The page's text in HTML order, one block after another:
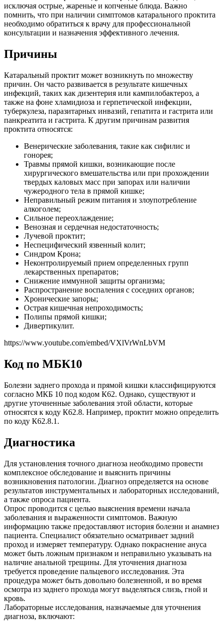
исключая острые, жареные и копченые блюда. Важно
помнить, что при наличии симптомов катарального проктита
необходимо обратиться к врачу для профессиональной
консультации и назначения эффективного лечения.
Причины
Катаральный проктит может возникнуть по множеству
причин. Он часто развивается в результате кишечных
инфекций, таких как дизентерия или кампилобактероз, а
также на фоне хламидиоза и герпетической инфекции,
туберкулеза, паразитарных инвазий, гепатита и гастрита или
панкреатита и гастрита. К другим причинам развития
проктита относятся:
Венерические заболевания, такие как сифилис и
гонорея;
Травмы прямой кишки, возникающие после
хирургического вмешательства или при прохождении
твердых каловых масс при запорах или наличии
чужеродного тела в прямой кишке;
Неправильный режим питания и злоупотребление
алкоголем;
Сильное переохлаждение;
Венозная и сердечная недостаточность;
Лучевой проктит;
Неспецифический язвенный колит;
Синдром Крона;
Неконтролируемый прием определенных групп
лекарственных препаратов;
Снижение иммунной защиты организма;
Распространение воспаления с соседних органов;
Хронические запоры;
Острая кишечная непроходимость;
Полипы прямой кишки;
Дивертикулит.
https://www.youtube.com/embed/VXlVrWnLbVM
Код по МБК10
Болезни заднего прохода и прямой кишки классифицируются
согласно МКБ 10 под кодом К62. Однако, существуют и
другие уточненные заболевания этой области, которые
относятся к коду К62.8. Например, проктит можно определить
по коду К62.8.1.
Диагностика
Для установления точного диагноза необходимо провести
комплексное обследование и выяснить причины
возникновения патологии. Диагноз определяется на основе
результатов инструментальных и лабораторных исследований,
а также опроса пациента.
Опрос проводится с целью выяснения времени начала
заболевания и выраженности симптомов. Важную
информацию также предоставляют история болезни и анамнез
пациента. Специалист обязательно осматривает задний
проход и измеряет температуру. Однако покраснение ануса
может быть ложным признаком и неправильно указывать на
наличие анальной трещины. Для уточнения диагноза
требуется проведение пальцевого исследования. Эта
процедура может быть довольно болезненной, и во время
осмотра из заднего прохода могут выделяться слизь, гной и
кровь.
Лабораторные исследования, назначаемые для уточнения
диагноза, включают: